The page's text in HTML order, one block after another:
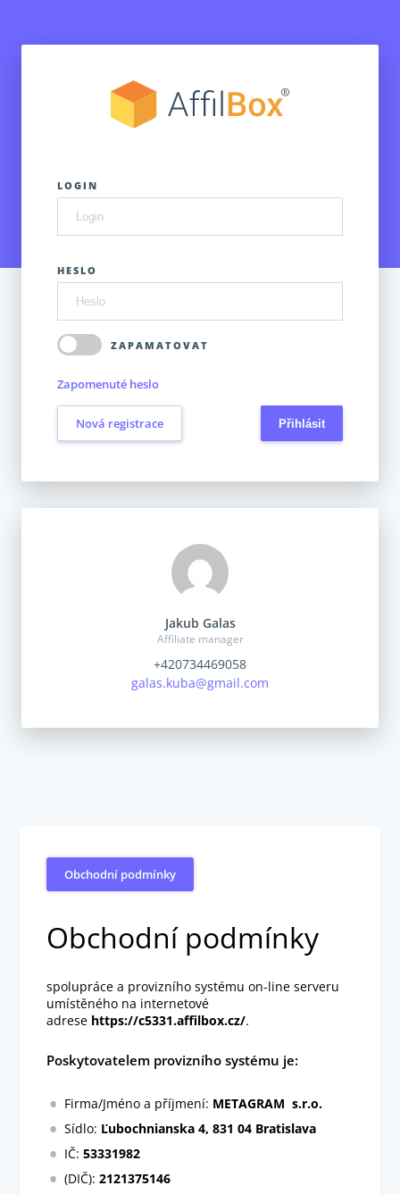
LOGIN
HESLO
ZAPAMATOVAT
Zapomenuté heslo
Nová registrace
Jakub Galas
Affiliate manager
+420734469058
galas.kuba@gmail.com
Obchodní podmínky
Obchodní podmínky
spolupráce a provizního systému on-line serveru
umístěného na internetové
adrese https://c5331.affilbox.cz/.
Poskytovatelem provizního systému je:
Firma/Jméno a příjmení: METAGRAM s.r.o.
Sídlo: Ľubochnianska 4, 831 04 Bratislava
IČ:53331982
(DIČ):2121375146